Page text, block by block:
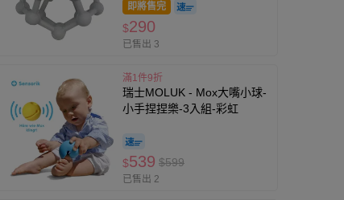
即將售完
$290
已售出 3
滿1件9折
瑞士MOLUK - Mox大嘴小球-
小手捏捏樂-3入組-彩虹
$539 $599
已售出 2